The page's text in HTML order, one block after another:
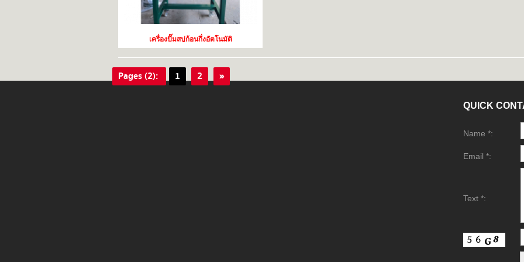
เครื่องปั๊มสบู่ก้อนกึ่งอัตโนมัติ
Pages (2): 1 2 »
QUICK
Name *:
Email *:
Text *: